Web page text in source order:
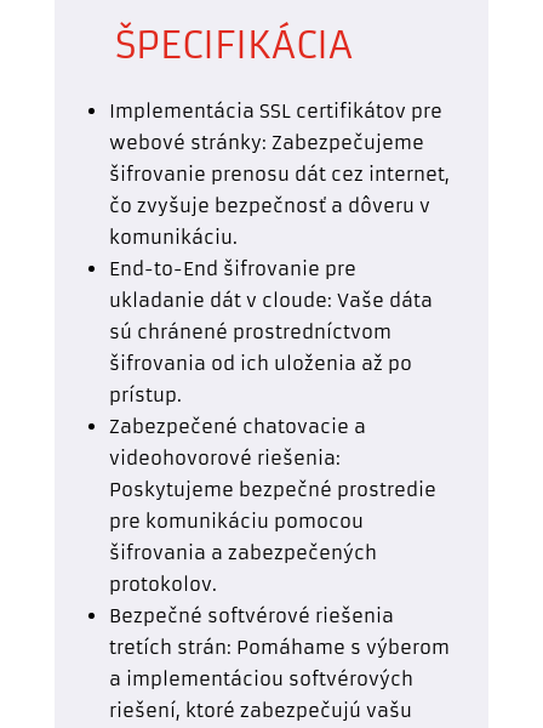
ŠPECIFIKÁCIA
Implementácia SSL certifikátov pre
webové stránky: Zabezpečujeme
šifrovanie prenosu dát cez internet,
čo zvyšuje bezpečnosť a dôveru v
komunikáciu.
End-to-End šifrovanie pre
ukladanie dát v cloude: Vaše dáta
sú chránené prostredníctvom
šifrovania od ich uloženia až po
prístup.
Zabezpečené chatovacie a
videohovorové riešenia:
Poskytujeme bezpečné prostredie
pre komunikáciu pomocou
šifrovania a zabezpečených
protokolov.
Bezpečné softvérové riešenia
tretích strán: Pomáhame s výberom
a implementáciou softvérových
riešení, ktoré zabezpečujú vašu